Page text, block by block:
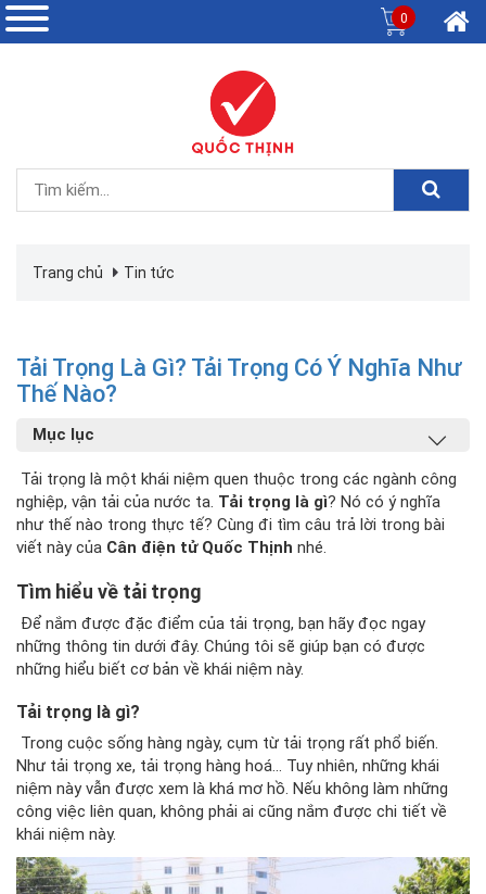
0
Trang chủ Tin tức
Tải Trọng Là Gì? Tải Trọng Có Ý Nghĩa Như
Thế Nào?
Mục lục
Tải trọng là một khái niệm quen thuộc trong các ngành công
nghiệp, vận tải của nước ta. Tải trọng là gì? Nó có ý nghĩa
như thế nào trong thực tế? Cùng đi tìm câu trả lời trong bài
viết này của Cân điện tử Quốc Thịnh nhé.
Tìm hiểu về tải trọng
Để nắm được đặc điểm của tải trọng, bạn hãy đọc ngay
những thông tin dưới đây. Chúng tôi sẽ giúp bạn có được
những hiểu biết cơ bản về khái niệm này.
Tải trọng là gì?
Trong cuộc sống hàng ngày, cụm từ tải trọng rất phổ biến.
Như tải trọng xe, tải trọng hàng hoá... Tuy nhiên, những khái
niệm này vẫn được xem là khá mơ hồ. Nếu không làm những
công việc liên quan, không phải ai cũng nắm được chi tiết về
khái niệm này.